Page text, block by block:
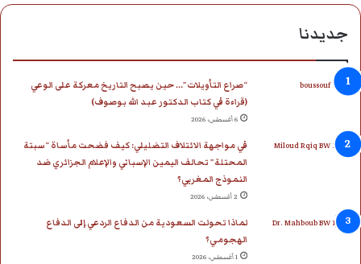
و
د
إ
ن
T
u
b
e
ق
ا
ر
م
ا
جديدنا
“صراع التأويلات”… حين يصبح التاريخ معركة على الوعي
(قراءة في كتاب الدكتور عبد الله بوصوف)
6 أغسطس، 2026
في مواجهة الائتلاف التضليلي: كيف فضحت مأساة “سبتة
المحتلة” تحالف اليمين الإسباني والإعلام الجزائري ضد
النموذج المغربي؟
2 أغسطس، 2026
لماذا تحولت السعودية من الدفاع الردعي إلى الدفاع
الهجومي؟
1 أغسطس، 2026